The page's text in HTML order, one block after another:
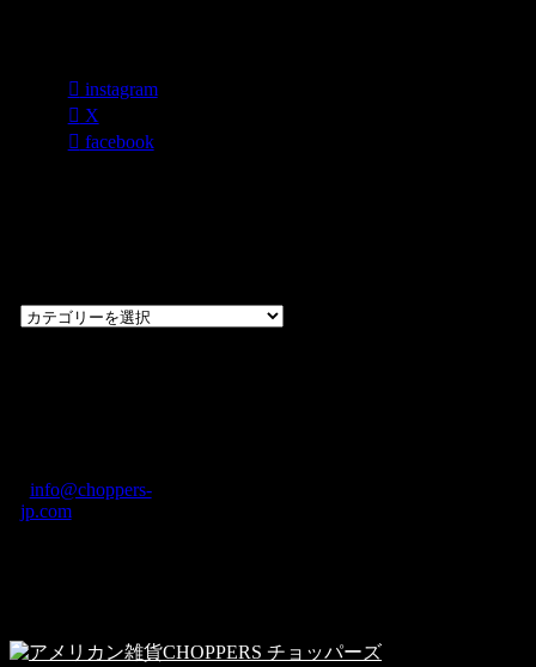
instagram
X
facebook
過
テ
ゴ
info@choppers-
jp.com